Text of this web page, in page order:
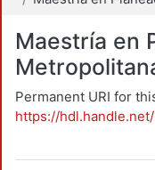
Maestría en
Permanent URI for
https://hdl.handle.net/